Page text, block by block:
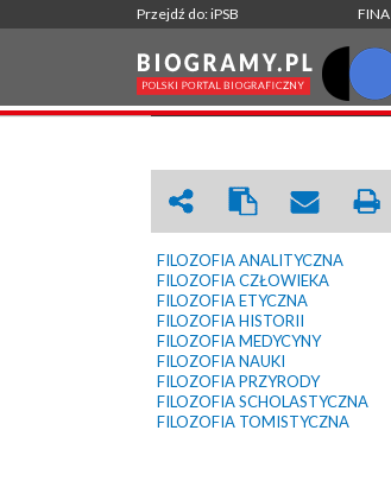
Przejdź do: iPSB FINA
FILOZOFIA | WRÓĆ
FILOZOFIA ANALITYCZNA
FILOZOFIA CZŁOWIEKA
FILOZOFIA ETYCZNA
FILOZOFIA HISTORII
FILOZOFIA MEDYCYNY
FILOZOFIA NAUKI
FILOZOFIA PRZYRODY
FILOZOFIA SCHOLASTYCZNA
FILOZOFIA TOMISTYCZNA